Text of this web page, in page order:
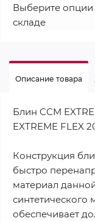
Выберите опции
складе
Описание товара
Блин CCM
EXTREME FLEX
Конструкция
быстро
материал
синтетического
обеспечивает